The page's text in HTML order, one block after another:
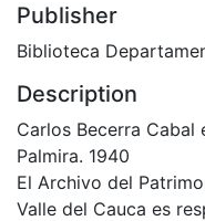
Publisher
Biblioteca
Description
Carlos Becerra Cabal
Palmira. 1940
El Archivo del
Valle del Cauca es